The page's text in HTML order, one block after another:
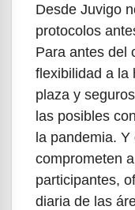
Desde Juvigo
protocolos
Para antes del
flexibilidad a la
plaza y
las posibles
la pandemia.
comprometen
participantes,
diaria de las